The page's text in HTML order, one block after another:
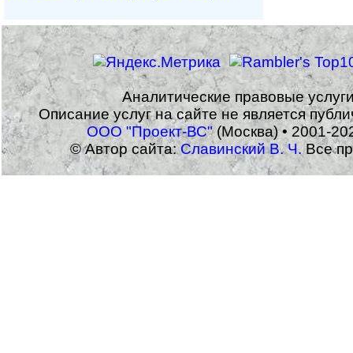
Аналитические правовые
Описание услуг на сайте не является
ООО "Проект-ВС"(Москва) • 2001-
© Автор сайта:Славинский В. Ч.Все